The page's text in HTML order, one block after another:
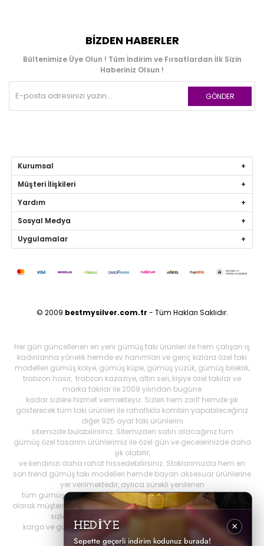
BIZDEN HABERLER
Bültenimize Üye Olun ! Tüm İndirim ve Fırsatlardan İlk Sizin
Haberiniz Olsun !
GÖNDER
Kurumsal
Müşteri İlişkileri
Yardım
Sosyal Medya
Uygulamalar
© 2009 bestmysilver.com.tr - Tüm Hakları Saklıdır.
Her gün güncellenen en yeni gümüş takı ürünleri ile hem çalışan iş
kadınlarına yönelik hemde ev hanımları ve genç kızlara özel takı
modelleri gümüş kolye, gümüş küpe, gümüş yüzük, gümüş bileklik,
trabzon hasır, trabzon kazaziye, altın seri, kişiye özel takılar ve
marka takılar ile 2009 yılından bugüne
kadar sizlere hizmet vermekteyiz. Sizleri hem zarif hemde şık
gösterecek tüm takı ürünleri ile rahatlıkla kombin yapabileceğiniz
diğer 925 ayar takı ürünlerini
sitemizde bulabilirsiniz. Sitemizden satın alacağınız tüm
gümüş özel tasarım ürünlerimiz ile özel gün ve gecelerinizde daha
şık olabilir,
ve kendinizi daha rahat hissedebilirsiniz. Stoklarımızda hem en
son trend gümüş takı modelleri hemde bayan aksesuar ürünlerine
yer verilmektedir, ayrıca sürekli yenilenen
tüm gümüş ürünlerini Best My Silrver'da bulabilirsiniz. Öncelikli
olarak müşteri memnuniyetini ön planda tutanbestmysilver.com.tr
sizlere daha iyi hizmet sunabilmek adına hızlı
kargo ve güvenilir alışverişi birinci öncelik olarak görmektedir.
HEDİYE
Sepette geçerli indirim kodunuz burada!
×